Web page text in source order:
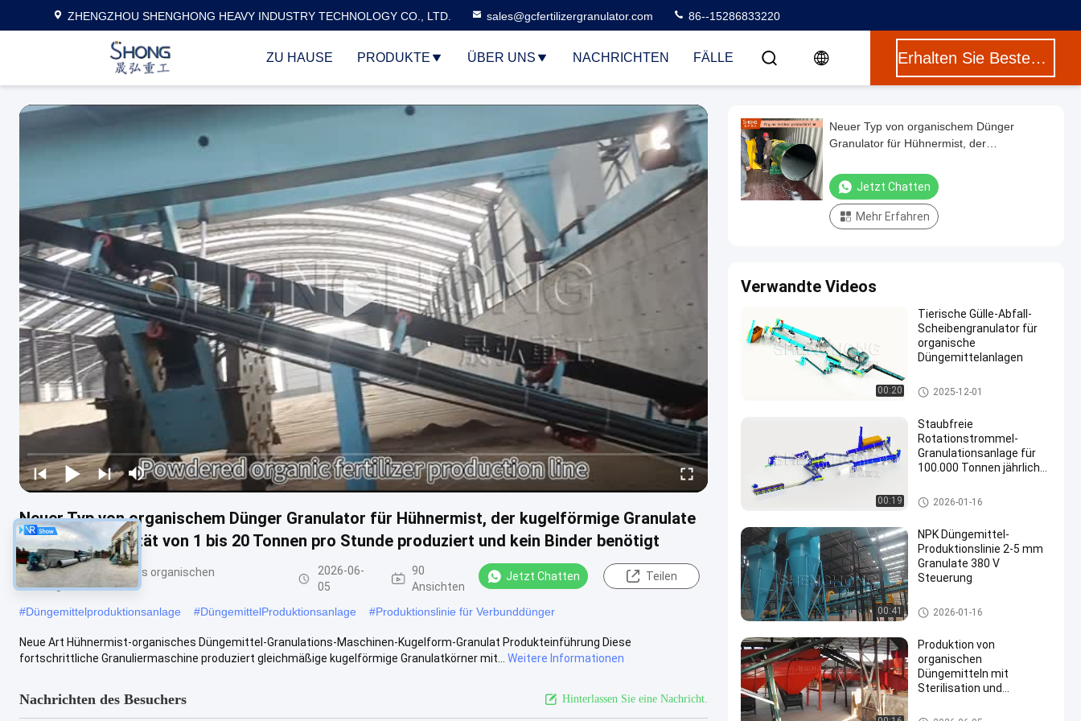
ZHENGZHOU SHENGHONG HEAVY INDUSTRY TECHNOLOGY CO., LTD. sales@gcfertilizergranulator.com 86--15286833220
ZU HAUSE PRODUKTE ÜBER UNS NACHRICHTEN FÄLLE Erhalten Sie Besten Preis
Neuer Typ von organischem Dünger Granulator für Hühnermist, der kugelförmige Granulate
mit einer Kapazität von 1 bis 20 Tonnen pro Stunde produziert und kein Binder benötigt
Fertigungsstraße des organischen
Düngemittels
2026-06-
05
90
Ansichten
Jetzt Chatten Teilen
#Düngemittelproduktionsanlage #DüngemittelProduktionsanlage #Produktionslinie für Verbunddünger
Neue Art Hühnermist-organisches Düngemittel-Granulations-Maschinen-Kugelform-Granulat Produkteinführung Diese
fortschrittliche Granuliermaschine produziert gleichmäßige kugelförmige Granulatkörner mit...
Weitere Informationen
Nachrichten des Besuchers Hinterlassen Sie eine Nachricht.
Neuer Typ von organischem Dünger
Granulator für Hühnermist, der
von 1 bis 20 Tonnen pro Stunde produziert
und kein Binder benötigt
Jetzt Chatten
Mehr Erfahren
Verwandte Videos
00:20
Tierische Gülle-Abfall-
Scheibengranulator für
organische
Düngemittelanlagen
Fertigungsstraße des organis
chen Düngemittels
2025-12-01
00:19
Staubfreie
Rotationstrommel-
Granulationsanlage für
100.000 Tonnen jährliche
Kugelpartikeln 1 mm-3
mm mit NPK-Gehalt
Produktionslinie für Verbundd
ünger
2026-01-16
00:41
NPK Düngemittel-
Produktionslinie 2-5 mm
Granulate 380 V
Steuerung
Produktionslinie für Verbundd
ünger
2026-01-16
Produktion von
organischen
Düngemitteln mit
Sterilisation und
Ausgang und 95%
Fertigungsstraße des organis